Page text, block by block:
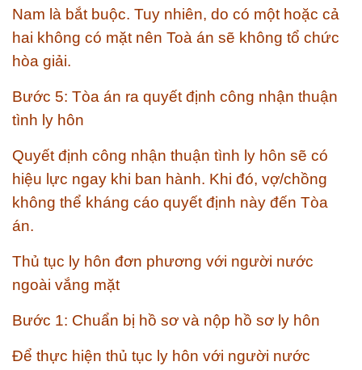
Nam là bắt buộc. Tuy nhiên, do có một hoặc cả
hai không có mặt nên Toà án sẽ không tổ chức
hòa giải.
Bước 5: Tòa án ra quyết định công nhận thuận
tình ly hôn
Quyết định công nhận thuận tình ly hôn sẽ có
hiệu lực ngay khi ban hành. Khi đó, vợ/chồng
không thể kháng cáo quyết định này đến Tòa
án.
Thủ tục ly hôn đơn phương với người nước
ngoài vắng mặt
Bước 1: Chuẩn bị hồ sơ và nộp hồ sơ ly hôn
Để thực hiện thủ tục ly hôn với người nước